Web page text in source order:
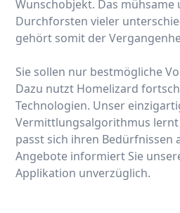
Wunschobjekt. Das
Durchforsten vieler
gehört somit der
Sie sollen nur bestmögliche
Dazu nutzt Homelizard
Technologien. Unser
Vermittlungsalgorithmus
passt sich ihren Bedürfnissen
Angebote informiert Sie
Applikation unverzüglich.